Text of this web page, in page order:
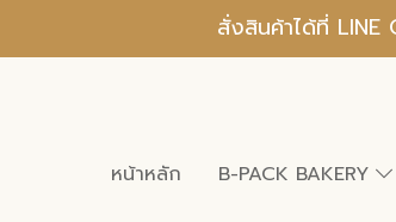
สั่งสินค้าได้ที่
หน้าหลัก B-PACK BAKERY